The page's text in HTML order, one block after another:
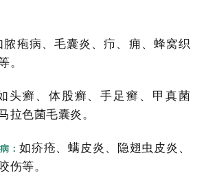
脓疱病、毛囊炎、疖、痈、蜂窝织
。
头癣、体股癣、手足癣、甲真菌
拉色菌毛囊炎。
： 如疥疮、螨皮炎、隐翅虫皮炎、
伤等。